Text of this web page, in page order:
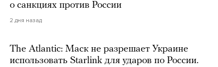
о санкциях против России
2 дня назад
The Atlantic: Маск не разрешает Украине
использовать Starlink для ударов по России.